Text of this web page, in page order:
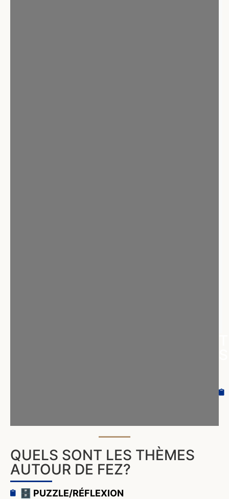
QUELS SONT LES THÈMES
AUTOUR DE FEZ?
🗄️ PUZZLE/RÉFLEXION